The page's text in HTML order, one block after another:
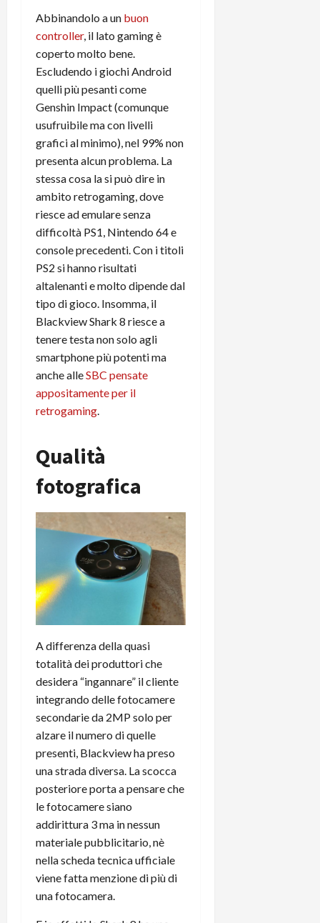
Abbinandolo a un buon
controller, il lato gaming è
coperto molto bene.
Escludendo i giochi Android
quelli più pesanti come
Genshin Impact (comunque
usufruibile ma con livelli
grafici al minimo), nel 99% non
presenta alcun problema. La
stessa cosa la si può dire in
ambito retrogaming, dove
riesce ad emulare senza
difficoltà PS1, Nintendo 64 e
console precedenti. Con i titoli
PS2 si hanno risultati
altalenanti e molto dipende dal
tipo di gioco. Insomma, il
Blackview Shark 8 riesce a
tenere testa non solo agli
smartphone più potenti ma
anche alleSBC pensate
appositamente per il
retrogaming.
Qualità
fotografica
A differenza della quasi
totalità dei produttori che
desidera “ingannare” il cliente
integrando delle fotocamere
secondarie da 2MP solo per
alzare il numero di quelle
presenti, Blackview ha preso
una strada diversa. La scocca
posteriore porta a pensare che
le fotocamere siano
addirittura 3 ma in nessun
materiale pubblicitario, nè
nella scheda tecnica ufficiale
viene fatta menzione di più di
una fotocamera.